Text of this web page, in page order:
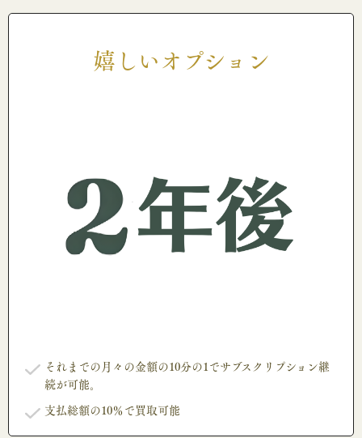
嬉しいオプション
それまでの月々の金額の10分の1でサブスクリプション継
続が可能。
支払総額の10％で買取可能